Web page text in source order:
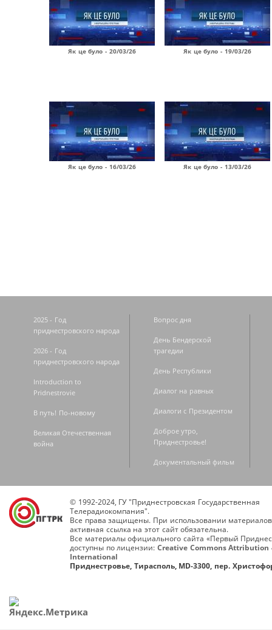
Як це було - 20/03/26 Як це було - 19/03/26
Як це було - 16/03/26 Як це було - 13/03/26
2025 - Год
приднестровского народа
2026 - Год
приднестровского народа
Introduction to
Pridnestrovie
В путь! По-новому
Великая Отечественная
война
Вопрос дня
День Бендерской
трагедии
День Республики
Диалог на равных
Диалоги с Президентом
Доброе утро,
Приднестровье!
Документальный фильм
© 1992-2024, ГУ "Приднестровская Государственная
Телерадиокомпания".
Все права защищены. При использовании
активная ссылка на этот сайт обязательна.
Все материалы официального сайта «Первый
доступны по лицензии: Creative Commons Attribution
International
Приднестровье, Тирасполь, MD-3300, пер.